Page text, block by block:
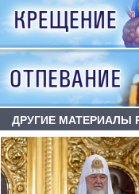
ДРУГИЕ МАТЕРИАЛЫ